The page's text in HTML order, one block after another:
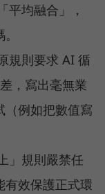
平均融合」，
規則要求 AI 循
，寫出毫無業
（例如把數值寫
」規則嚴禁任
有效保護正式環